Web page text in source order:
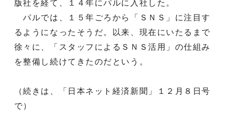
版社を経て、１４年にパルに入社した。
パルでは、１５年ごろから「ＳＮＳ」に注目す
るようになったそうだ。以来、現在にいたるまで
徐々に、「スタッフによるＳＮＳ活用」の仕組み
を整備し続けてきたのだという。
（続きは、「日本ネット経済新聞」１２月８日号
で）